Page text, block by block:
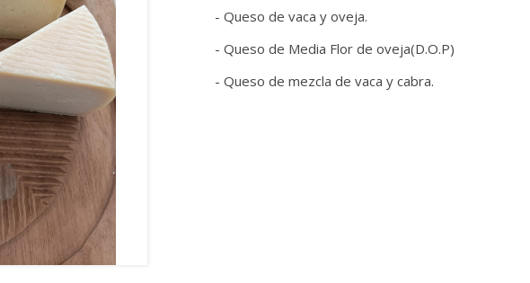
- Queso de vaca y oveja.
- Queso de Media Flor de oveja(D.O.P)
- Queso de mezcla de vaca y cabra.